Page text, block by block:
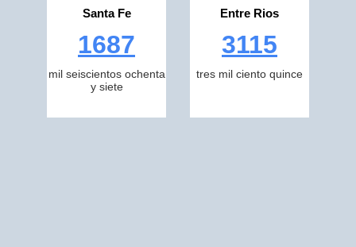
Santa Fe
1687
mil seiscientos ochenta
y siete
Entre Rios
3115
tres mil ciento quince